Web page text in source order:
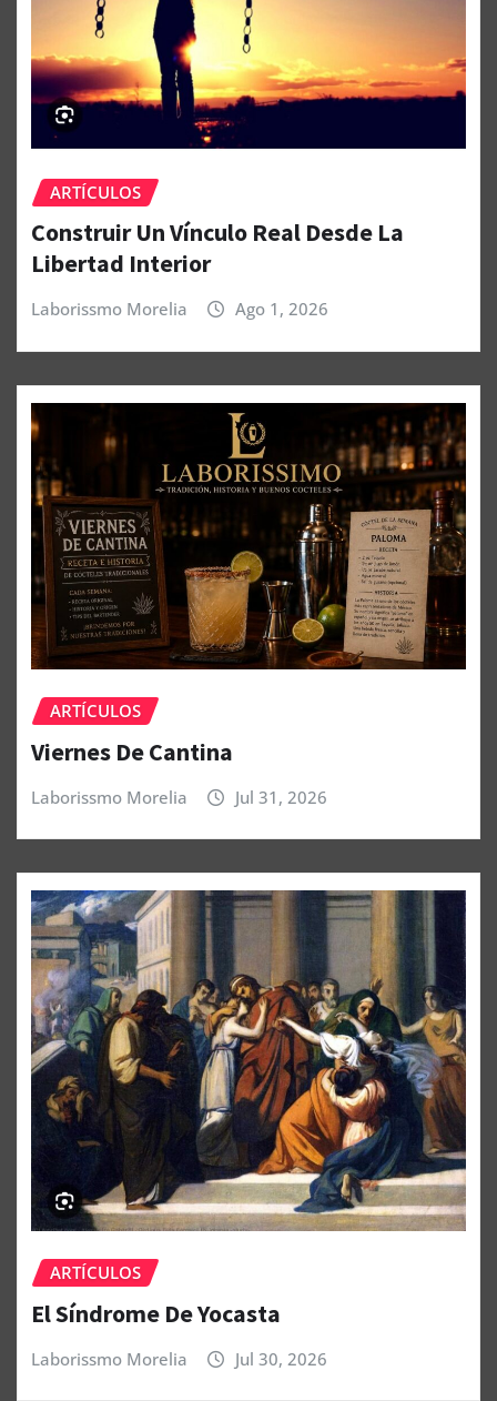
ARTÍCULOS
Construir Un Vínculo Real Desde La
Libertad Interior
Laborissmo Morelia Ago 1, 2026
ARTÍCULOS
Viernes De Cantina
Laborissmo Morelia Jul 31, 2026
ARTÍCULOS
El Síndrome De Yocasta
Laborissmo Morelia Jul 30, 2026